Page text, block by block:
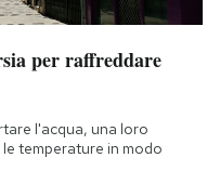
per raffreddare
l'acqua, una loro
temperature in modo